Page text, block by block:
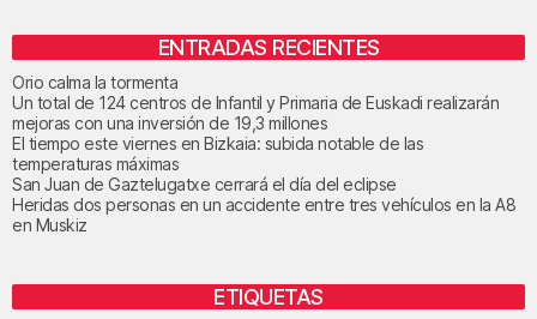
ENTRADAS RECIENTES
Orio calma la tormenta
Un total de 124 centros de Infantil y Primaria de Euskadi realizarán
mejoras con una inversión de 19,3 millones
El tiempo este viernes en Bizkaia: subida notable de las
temperaturas máximas
San Juan de Gaztelugatxe cerrará el día del eclipse
Heridas dos personas en un accidente entre tres vehículos en la A8
en Muskiz
ETIQUETAS